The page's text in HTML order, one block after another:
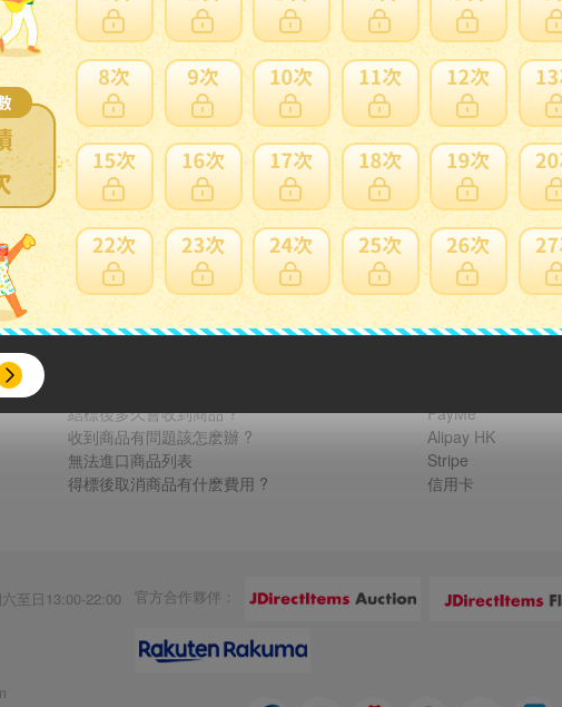
2026年8月1日上午00:00開始至2026年8月31日晚上23:59結束。
本月每完成簽到7次，系統會即時發放「$10 Letao Dollar」至會員帳戶中。
返回上一頁
賣家寄錯全額處理
常見問題
結標後多久會收到商品 ?
收到商品有問題該怎麽辦 ?
無法進口商品列表
得標後取消商品有什麽費用 ?
支付方式
FPS 轉數快 / Tap
PayMe
Alipay HK
Stripe
信用卡
至日13:00-22:00
官方合作夥伴：